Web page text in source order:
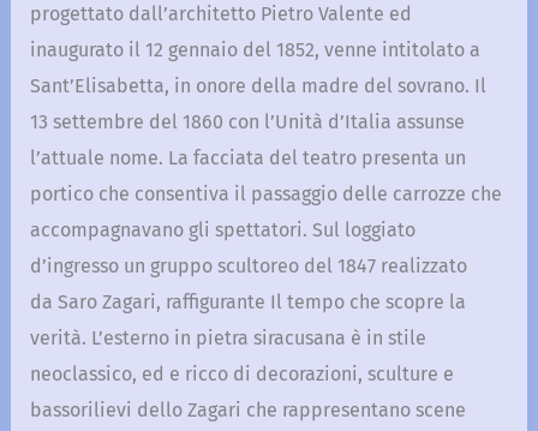
progettato dall’architetto Pietro Valente ed
inaugurato il 12 gennaio del 1852, venne intitolato a
Sant’Elisabetta, in onore della madre del sovrano. Il
13 settembre del 1860 con l’Unità d’Italia assunse
l’attuale nome. La facciata del teatro presenta un
portico che consentiva il passaggio delle carrozze che
accompagnavano gli spettatori. Sul loggiato
d’ingresso un gruppo scultoreo del 1847 realizzato
da Saro Zagari, raffigurante Il tempo che scopre la
verità. L’esterno in pietra siracusana è in stile
neoclassico, ed e ricco di decorazioni, sculture e
bassorilievi dello Zagari che rappresentano scene